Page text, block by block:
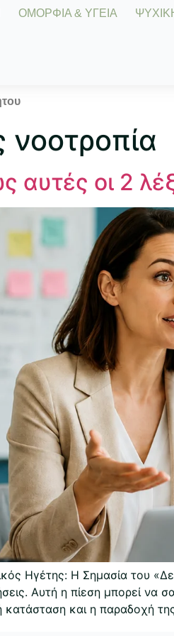
ΟΜΟΡΦΙΑ & ΥΓΕΙΑ
νοοτροπία
αυτές οι 2
Ηγέτης: Η Σημασία του
Αυτή η πίεση μπορεί να
κατάσταση και η παραδοχή